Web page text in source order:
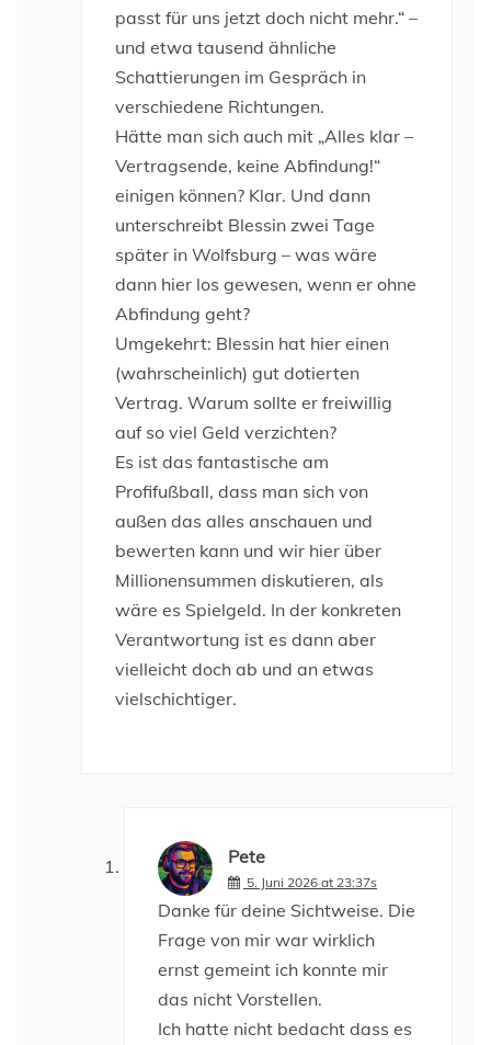
passt für uns jetzt doch nicht mehr.“ –
und etwa tausend ähnliche
Schattierungen im Gespräch in
verschiedene Richtungen.
Hätte man sich auch mit „Alles klar –
Vertragsende, keine Abfindung!“
einigen können? Klar. Und dann
unterschreibt Blessin zwei Tage
später in Wolfsburg – was wäre
dann hier los gewesen, wenn er ohne
Abfindung geht?
Umgekehrt: Blessin hat hier einen
(wahrscheinlich) gut dotierten
Vertrag. Warum sollte er freiwillig
auf so viel Geld verzichten?
Es ist das fantastische am
Profifußball, dass man sich von
außen das alles anschauen und
bewerten kann und wir hier über
Millionensummen diskutieren, als
wäre es Spielgeld. In der konkreten
Verantwortung ist es dann aber
vielleicht doch ab und an etwas
vielschichtiger.
Pete
5. Juni 2026 at 23:37s
Danke für deine Sichtweise. Die
Frage von mir war wirklich
ernst gemeint ich konnte mir
das nicht Vorstellen.
Ich hatte nicht bedacht dass es